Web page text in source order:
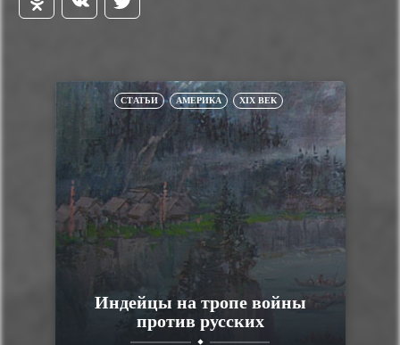
СТАТЬИ АМЕРИКА XIX ВЕК
Индейцы на тропе войны
против русских